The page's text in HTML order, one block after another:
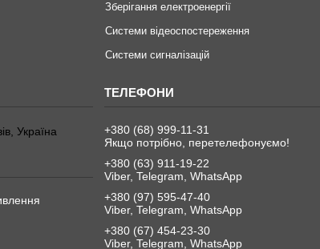
Зберігання електроенергії
Системи відеоспостереження
Системи сигналізацій
Україна
+380 (68) 999-11-31
Якщо потрібно, перетелефонуємо!
+380 (63) 911-19-22
Viber, Telegram, WhatsApp
+380 (97) 595-47-40
Viber, Telegram, WhatsApp
+380 (67) 454-23-30
Viber, Telegram, WhatsApp